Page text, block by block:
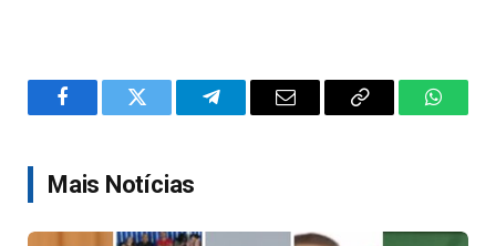
FacebookTwitter TelegramEmail
Copy
Mais Notícias